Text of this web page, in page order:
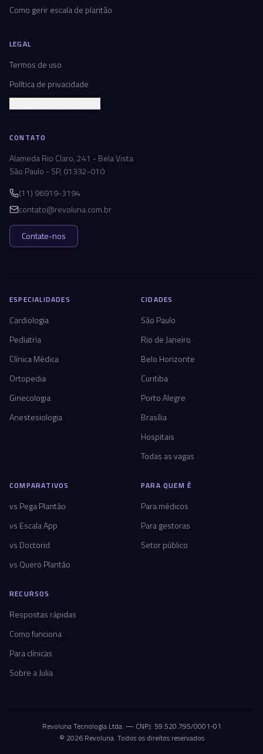
Como gerir escala de plantão
LEGAL
Termos de uso
Política de privacidade
CONTATO
Alameda Rio Claro, 241 - Bela Vista
São Paulo - SP, 01332-010
(11) 96919-3194
contato@revoluna.com.br
Contate-nos
ESPECIALIDADES
Cardiologia
Pediatria
Clínica Médica
Ortopedia
Ginecologia
Anestesiologia
CIDADES
São Paulo
Rio de Janeiro
Belo Horizonte
Curitiba
Porto Alegre
Brasília
Hospitais
Todas as vagas
COMPARATIVOS
vs Pega Plantão
vs Escala App
vs Doctorid
vs Quero Plantão
PARA QUEM É
Para médicos
Para gestoras
Setor público
RECURSOS
Respostas rápidas
Como funciona
Para clínicas
Sobre a Julia
Revoluna Tecnologia Ltda. — CNPJ: 59.520.795/0001-01
© 2026 Revoluna. Todos os direitos reservados